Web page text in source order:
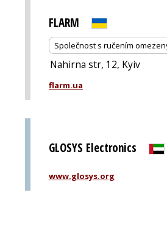
FLARM
Společnost s ručením
Nahirna str, 12, Kyiv
flarm.ua
GLOSYS Electronics
www.glosys.org